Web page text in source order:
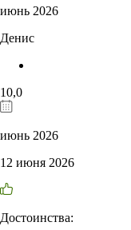
июнь 2026
Денис
10,0
июнь 2026
12 июня 2026
Достоинства: